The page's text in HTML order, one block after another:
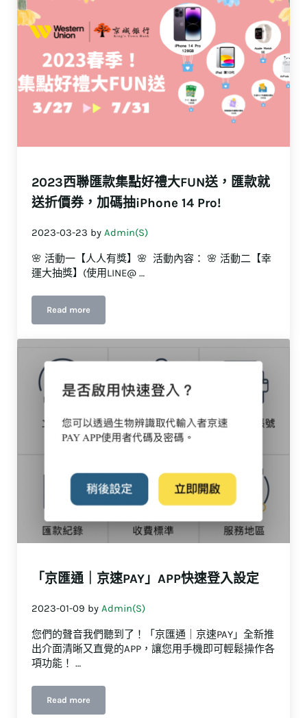
2023西聯匯款集點好禮大FUN送，匯款就
送折價券，加碼抽iPhone 14 Pro!
2023-03-23 byAdmin(S)
🌸 活動一【人人有獎】🌸 活動內容： 🌸 活動二【幸
運大抽獎】(使用LINE@ …
Read more2023西聯匯款集點好禮大FUN送，匯款就送折價券，加碼抽
「京匯通｜京速PAY」APP快速登入設定
2023-01-09 byAdmin(S)
您們的聲音我們聽到了！「京匯通｜京速PAY」全新推
出介面清晰又直覺的APP，讓您用手機即可輕鬆操作各
項功能！ …
Read more「京匯通｜京速PAY」APP快速登入設定